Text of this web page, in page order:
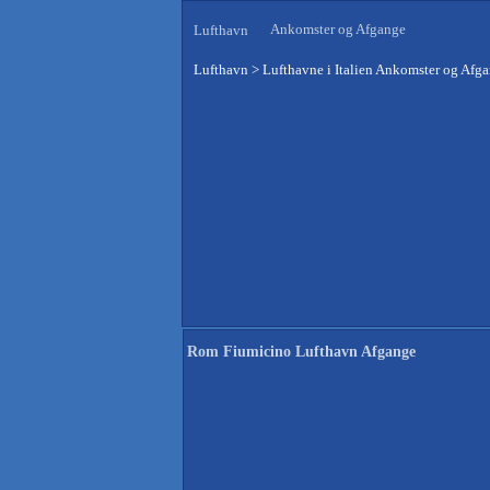
Lufthavn Ankomster og Afgange
Lufthavn > Lufthavne i Italien Ankomster og
Rom Fiumicino Lufthavn Afgange